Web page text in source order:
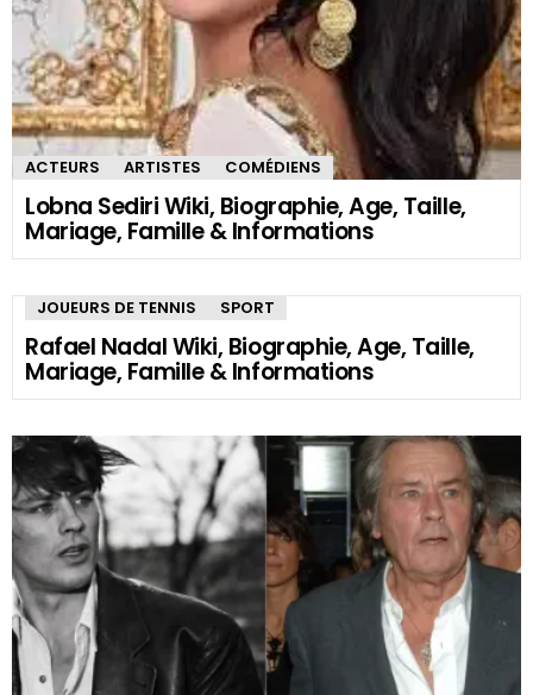
ACTEURS ARTISTES COMÉDIENS
Lobna Sediri Wiki, Biographie, Age, Taille,
Mariage, Famille & Informations
JOUEURS DE TENNIS SPORT
Rafael Nadal Wiki, Biographie, Age, Taille,
Mariage, Famille & Informations